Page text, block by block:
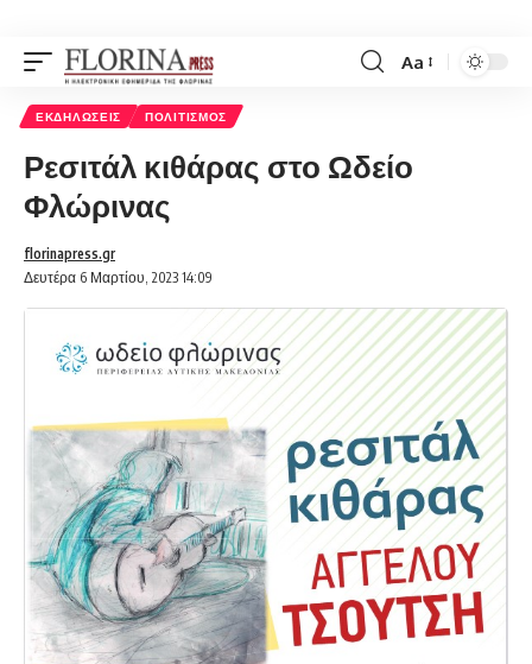
Font
Aa
ΕΚΔΗΛΏΣΕΙΣ ΠΟΛΙΤΙΣΜΌΣ
Ρεσιτάλ κιθάρας στο Ωδείο
Φλώρινας
Δευτέρα 6 Μαρτίου, 2023 14:09
florinapress.gr